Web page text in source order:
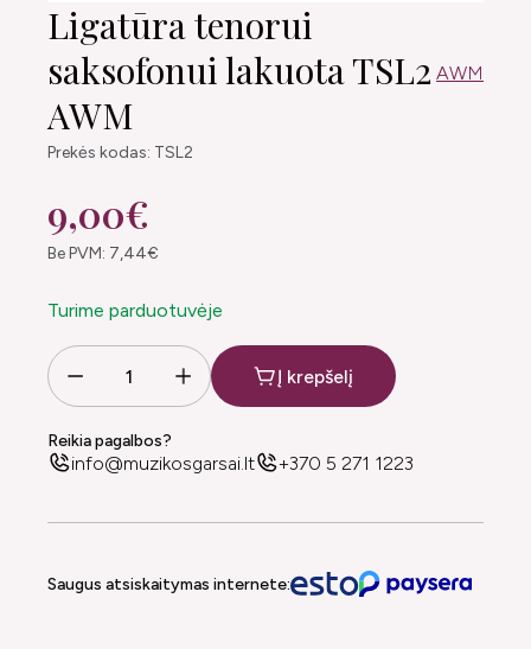
Ligatūra tenorui
saksofonui lakuota TSL2
AWM
AWM
Prekės kodas: TSL2
9,00€
Be PVM: 7,44€
Turime parduotuvėje
Į krepšelį
Reikia pagalbos?
info@muzikosgarsai.lt +370 5 271 1223
Saugus atsiskaitymas internete: